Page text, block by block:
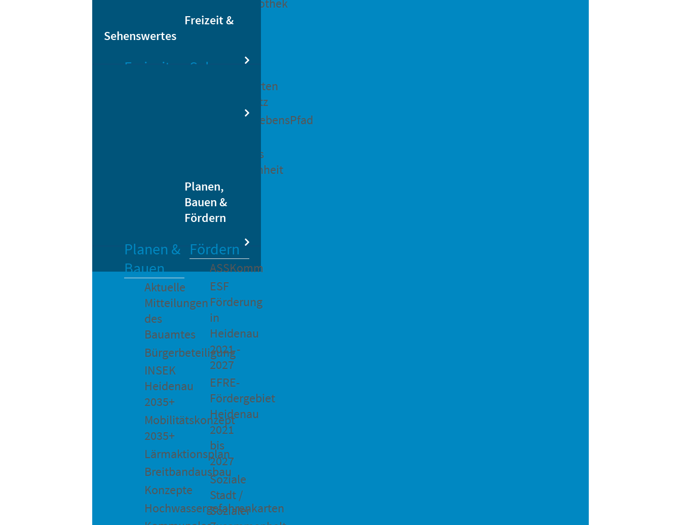
Bikesharing
Stadtbibliothek
Freizeit &
Sehenswertes
Freizeit
Heidenauer
Musiknacht
Sehenswertes
Barockgarten
Großsedlitz
MärchenLebensPfad
Heidenaus
Vergangenheit
Planen,
Bauen &
Fördern
Planen &
Bauen
Aktuelle
Mitteilungen
des
Bauamtes
Bürgerbeteiligung
INSEK
Heidenau
2035+
Mobilitätskonzept
2035+
Lärmaktionsplan
Breitbandausbau
Konzepte
Hochwassergefahrenkarten
Fördern
ASSKomm
ESF
Förderung
in
Heidenau
2021 -
2027
EFRE-
Fördergebiet
Heidenau
2021
bis
2027
Soziale
Stadt /
Sozialer